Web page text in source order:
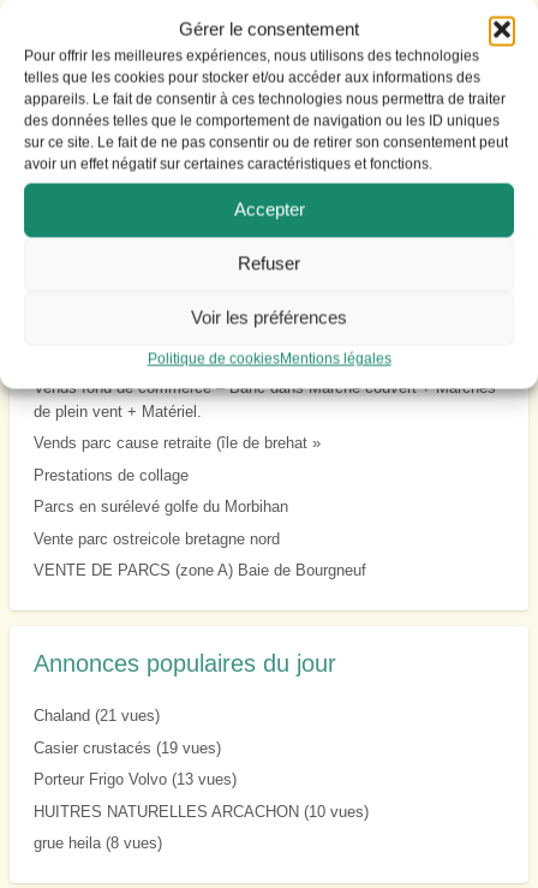
Gérer le consentement
Pour offrir les meilleures expériences, nous utilisons des technologies
telles que les cookies pour stocker et/ou accéder aux informations des
appareils. Le fait de consentir à ces technologies nous permettra de traiter
des données telles que le comportement de navigation ou les ID uniques
sur ce site. Le fait de ne pas consentir ou de retirer son consentement peut
avoir un effet négatif sur certaines caractéristiques et fonctions.
Accepter
Refuser
Voir les préférences
Politique de cookiesMentions légales
Contacter le Propriétaire
Vente parc ostreicole bretagne nord
PIEUX DE CARANDAY
Vends fond de commerce – Banc dans Marché couvert + Marchés
de plein vent + Matériel.
Vends parc cause retraite (île de brehat »
Prestations de collage
Parcs en surélevé golfe du Morbihan
Vente parc ostreicole bretagne nord
VENTE DE PARCS (zone A) Baie de Bourgneuf
Annonces populaires du jour
Chaland (21 vues)
Casier crustacés (19 vues)
Porteur Frigo Volvo(13 vues)
HUITRES NATURELLES ARCACHON (10 vues)
grue heila(8 vues)